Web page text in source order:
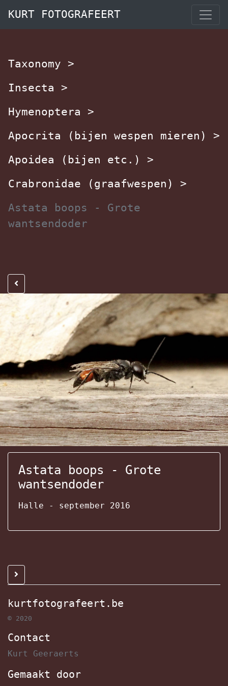
KURT FOTOGRAFEERT
Taxonomy >
Insecta >
Hymenoptera >
Apocrita (bijen wespen mieren) >
Apoidea (bijen etc.) >
Crabronidae (graafwespen) >
Astata boops - Grote
wantsendoder
Astata boops - Grote
wantsendoder
Halle - september 2016
kurtfotografeert.be
© 2020
Contact
Kurt Geeraerts
Gemaakt door